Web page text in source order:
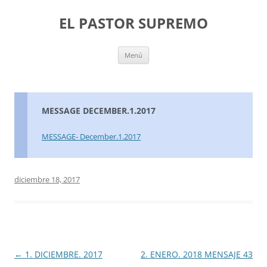
EL PASTOR SUPREMO
Menú
MESSAGE DECEMBER.1.2017
MESSAGE- December.1.2017
diciembre 18, 2017
Navegación
← 1. DICIEMBRE. 2017
2. ENERO. 2018 MENSAJE 43